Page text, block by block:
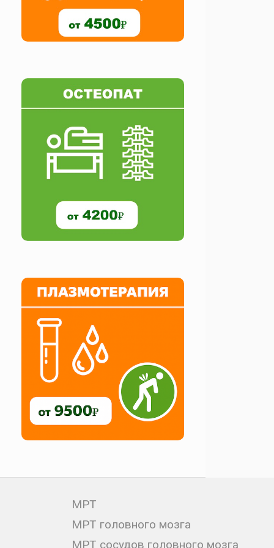
МРТ
МРТ головного мозга
МРТ сосудов головного мозга